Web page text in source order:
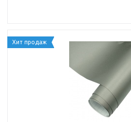
Хит продаж